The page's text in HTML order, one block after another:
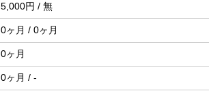
5,000円 / 無
0ヶ月 / 0ヶ月
0ヶ月
0ヶ月 / -